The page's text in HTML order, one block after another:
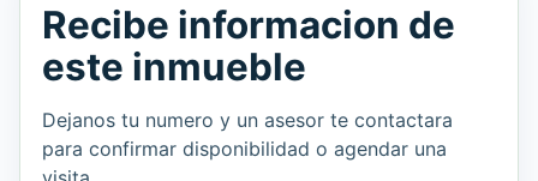
Recibe informacion de
este inmueble
Dejanos tu numero y un asesor te contactara
para confirmar disponibilidad o agendar una